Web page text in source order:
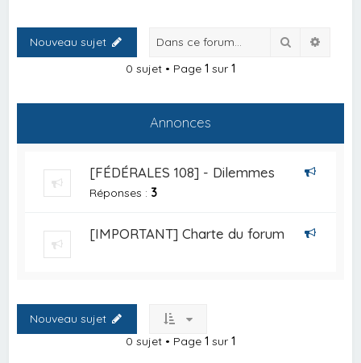
Nouveau sujet Rechercher
0 sujet • Page 1 sur 1
Annonces
[FÉDÉRALES 108] - Dilemmes
Réponses : 3
[IMPORTANT] Charte du forum
Nouveau sujet
0 sujet • Page 1 sur 1